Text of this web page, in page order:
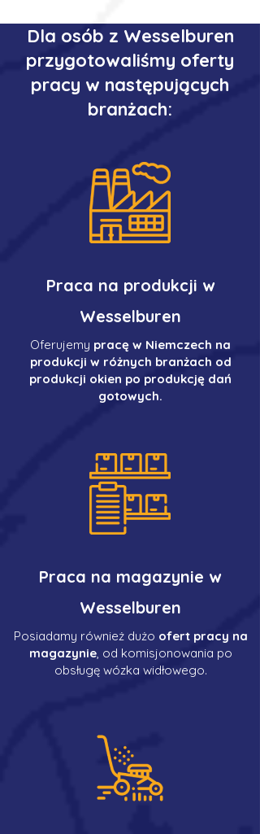
Dla osób z Wesselburen
przygotowaliśmy oferty
pracy w następujących
branżach:
Praca na produkcji w
Wesselburen
Oferujemy pracę w Niemczech na
produkcji w różnych branżach od
produkcji okien po produkcję dań
gotowych.
Praca na magazynie w
Wesselburen
Posiadamy również dużo ofert pracy na
magazynie, od komisjonowania po
obsługę wózka widłowego.